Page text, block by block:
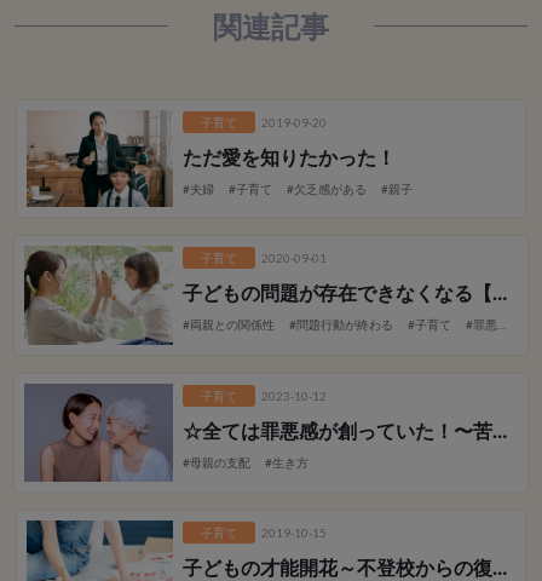
関連記事
子育て 2019-09-20
ただ愛を知りたかった！
#夫婦 #子育て #欠乏感がある #親子
子育て 2020-09-01
子どもの問題が存在できなくなる【後編】
#両親との関係性 #問題行動が終わる #子育て #罪悪感
子育て 2023-10-12
☆全ては罪悪感が創っていた！ 〜苦悩の人生からの解放〜
#母親の支配 #生き方
子育て 2019-10-15
子どもの才能開花～不登校からの復活～